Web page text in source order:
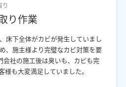
り
り作業
床下全体がカビが発生していまし
、施主様より完璧なカビ対策を要
社の施工後は臭いも、カビも完
様も大変満足していました。